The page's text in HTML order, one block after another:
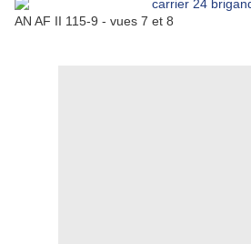
AN AF II 115-9 - vues 7 et 8